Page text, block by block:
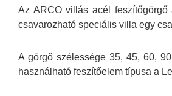
Az ARCO villás acél feszítőgörgő
csavarozható speciális villa egy
A görgő szélessége 35, 45, 60,
használható feszítőelem típusa a